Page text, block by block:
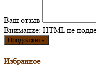
Ваш отзыв
Внимание: HTML не
Продолжить
Избранное